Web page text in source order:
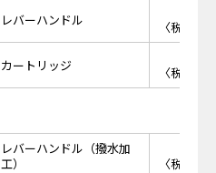
レバーハンドル
〈税抜価
カートリッジ
〈税抜価
レバーハンドル（撥水加
工）
〈税抜価